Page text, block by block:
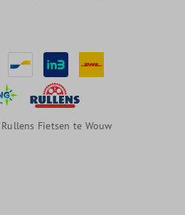
Fietsen te Wouw